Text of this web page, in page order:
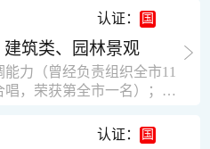
电厂项目经理，该项目有
厂房，焦作市林果住宅小
该项目有住宅楼9栋6层砖混
积36000平方米。2004年
工程师，广东重工监理有
，并具备教育训练能力；
务所和辽宁鑫诺律师事务
师在数十年的执业经历中，
国、香港、北京、深圳等
办理法律事务。 对民商事的
合同纠纷、劳动纠纷、债
裁案件都颇有造诣。尤其
司管理、企业改制，资产
认证：
建筑类、园林景观
能力（曾经负责组织全市11
唱，荣获第全市一名）；知
际工作能力强，且经验丰
认证：